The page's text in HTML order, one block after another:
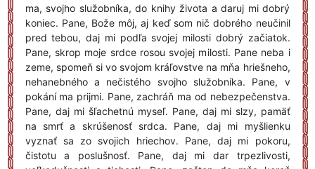
ma, svojho služobníka, do knihy života a daruj mi dobrý
koniec. Pane, Bože môj, aj keď som nič dobrého neučinil
pred tebou, daj mi podľa svojej milosti dobrý začiatok.
Pane, skrop moje srdce rosou svojej milosti. Pane neba i
zeme, spomeň si vo svojom kráľovstve na mňa hriešneho,
nehanebného a nečistého svojho služobníka. Pane, v
pokání ma prijmi. Pane, zachráň ma od nebezpečenstva.
Pane, daj mi šľachetnú myseľ. Pane, daj mi slzy, pamäť
na smrť a skrúšenosť srdca. Pane, daj mi myšlienku
vyznať sa zo svojich hriechov. Pane, daj mi pokoru,
čistotu a poslušnosť. Pane, daj mi dar trpezlivosti,